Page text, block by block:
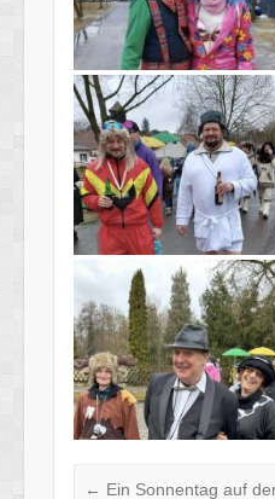
← Ein Sonnentag auf